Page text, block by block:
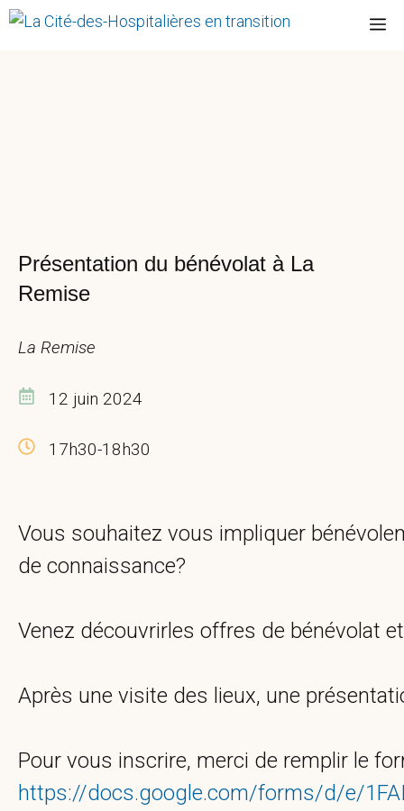
Aller
Présentation du bénévolat à La
Remise
La Remise
12 juin 2024
17h30-18h30
Vous souhaitez vous impliquer
de connaissance?
Venez découvrirles offres de bénévolat
Après une visite des lieux, une
Pour vous inscrire, merci de remplir le
https://docs.google.com/forms/d/e/